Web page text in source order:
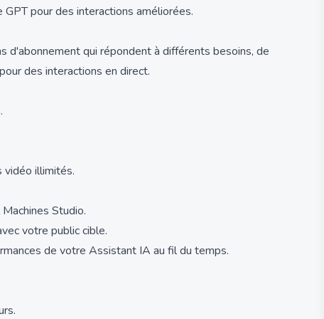
pour des interactions améliorées.
d'abonnement qui répondent à différents besoins, de
des interactions en direct.
vidéo illimités.
Studio.
votre public cible.
de votre Assistant IA au fil du temps.